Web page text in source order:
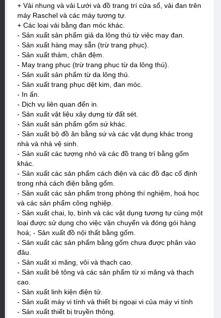
+ Vải nhung và vải Lưới và đồ trang trí cửa sổ, vải đan trên
máy Raschel và các máy tương tự.
+ Các loại vải bằng đan móc khác.
- Sản xuất sản phẩm giả da lông thú từ việc may đan.
- Sản xuất hàng may sẵn (trừ trang phục).
- Sản xuất thảm, chăn đệm.
- May trang phục (trừ trang phục từ da lông thú).
- Sản xuất sản phẩm từ da lông thú.
- Sản xuất trang phục dệt kim, đan móc.
- In ấn.
- Dịch vụ liên quan đến in.
- Sản xuất vật liệu xây dựng từ đất sét.
- Sản xuất sản phẩm gốm sứ khác.
- Sản xuất bộ đồ ăn bằng sứ và các vật dụng khác trong
nhà và nhà vệ sinh.
- Sản xuất các tượng nhỏ và các đồ trang trí bằng gốm
khác.
- Sản xuất các sản phẩm cách điện và các đồ đạc cố định
trong nhà cách điện bằng gốm.
- Sản xuất các sản phẩm trong phòng thí nghiệm, hoá học
và các sản phẩm công nghiệp.
- Sản xuất chai, lọ, bình và các vật dụng tương tự cùng một
loại được sử dụng cho việc vận chuyển và đóng gói hàng
hoá; - Sản xuất đồ nội thất bằng gốm.
- Sản xuất các sản phẩm bằng gốm chưa được phân vào
đâu.
- Sản xuất xi măng, vôi và thạch cao.
- Sản xuất bê tông và các sản phẩm từ xi măng và thạch
cao.
- Sản xuất linh kiện điện tử.
- Sản xuất máy vi tính và thiết bị ngoại vi của máy vi tính
- Sản xuất thiết bị truyền thông.